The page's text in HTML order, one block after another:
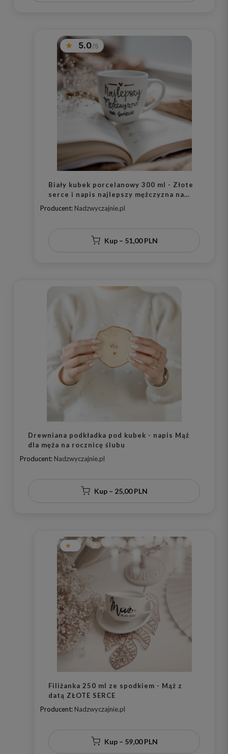
5.0
Biały kubek porcelanowy 300 ml - Złote
serce i napis najlepszy mężczyzna na
świecie na dzień mężczyzny dla
Producent: Nadzwyczajnie.pl
Kup – 51,00 PLN
Drewniana podkładka pod kubek - napis Mąż
dla męża na rocznicę ślubu
Producent: Nadzwyczajnie.pl
Kup – 25,00 PLN
Filiżanka 250 ml ze spodkiem - Mąż z
datą ZŁOTE SERCE
Producent: Nadzwyczajnie.pl
Kup – 59,00 PLN